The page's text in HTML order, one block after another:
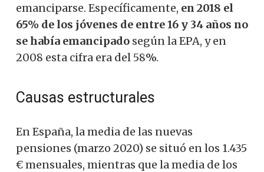
emanciparse. Específicamente, en 2018 el
65% de los jóvenes de entre 16 y 34 años no
se había emancipado según la EPA, y en
2008 esta cifra era del 58%.
Causas estructurales
En España, la media de las nuevas
pensiones (marzo 2020) se situó en los 1.435
€ mensuales, mientras que la media de los